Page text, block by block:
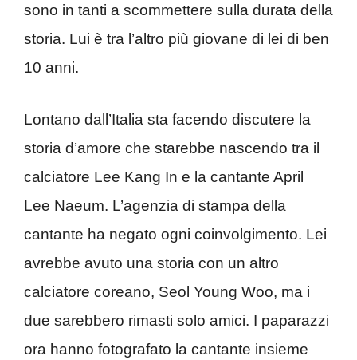
sono in tanti a scommettere sulla durata della
storia. Lui è tra l’altro più giovane di lei di ben
10 anni.
Lontano dall’Italia sta facendo discutere la
storia d’amore che starebbe nascendo tra il
calciatore Lee Kang In e la cantante April
Lee Naeum. L’agenzia di stampa della
cantante ha negato ogni coinvolgimento. Lei
avrebbe avuto una storia con un altro
calciatore coreano, Seol Young Woo, ma i
due sarebbero rimasti solo amici. I paparazzi
ora hanno fotografato la cantante insieme